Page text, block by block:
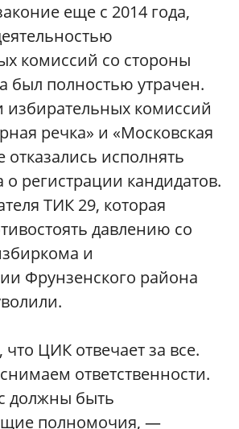
еще с 2014 года,
комиссий со стороны
был полностью утрачен.
избирательных комиссий
речка» и «Московская
отказались исполнять
регистрации кандидатов.
ТИК 29, которая
давлению со
и
Фрунзенского района
что ЦИК отвечает за все.
ответственности.
должны быть
полномочия, —